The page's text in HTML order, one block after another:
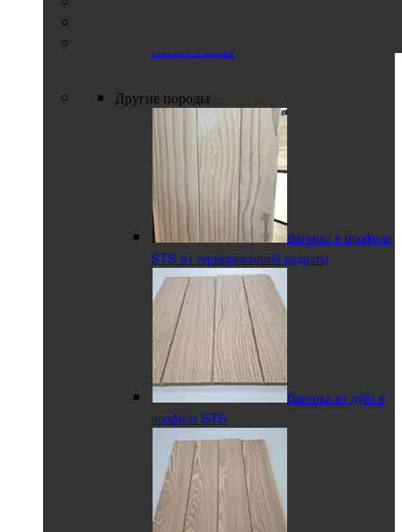
полок из ольхи
Другие породы
Вагонка в профиле
STS из термированной радиаты
Вагонка из дуба в
профиле STS